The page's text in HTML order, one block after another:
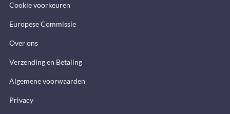
Cookie voorkeuren
Europese Commissie
Over ons
Verzending en Betaling
Algemene voorwaarden
Privacy